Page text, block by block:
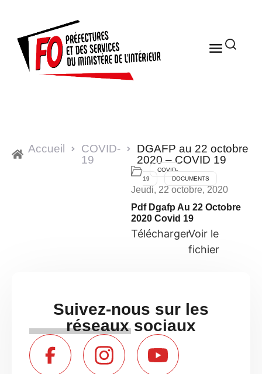
Accueil
COVID-
19
DGAFP au 22 octobre
2020 – COVID 19
COVID-
19
DOCUMENTS
Jeudi, 22 octobre, 2020
Pdf Dgafp Au 22 Octobre
2020 Covid 19
TéléchargerVoir le
fichier
Suivez-nous sur les
réseaux sociaux